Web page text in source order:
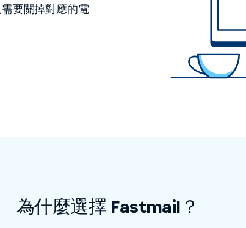
要關掉對應的電
為什麼選擇 Fastmail？